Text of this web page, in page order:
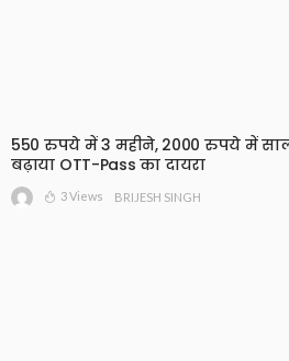
550 रुपये में 3 महीने, 2000 रुपये में
बढ़ाया OTT-Pass का दायरा
3 Views BRIJESH SINGH